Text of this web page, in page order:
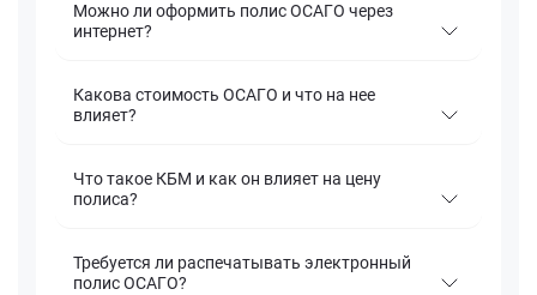
Можно ли оформить полис ОСАГО через
интернет?
Какова стоимость ОСАГО и что на нее
влияет?
Что такое КБМ и как он влияет на цену
полиса?
Требуется ли распечатывать электронный
полис ОСАГО?